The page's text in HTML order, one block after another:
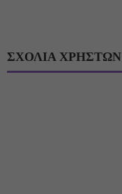
ΣΧΟΛΙΑ ΧΡΗΣΤΩΝ